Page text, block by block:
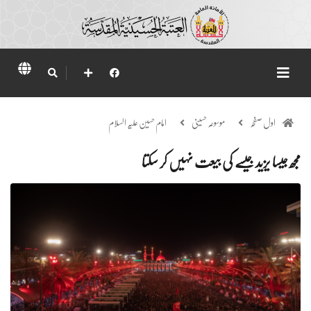
اول صفحہ موسوعہ حسینی امام حسین علیہ السلام
مجھ جیسا یزید جیسے کی بیعت نہیں کر سکتا